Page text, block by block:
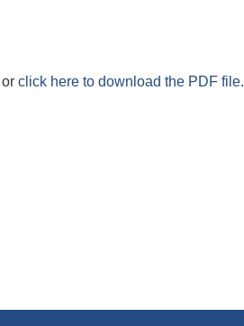
or click here to download the PDF file.